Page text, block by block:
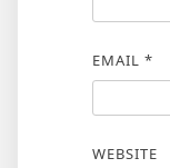
EMAIL *
WEBSITE